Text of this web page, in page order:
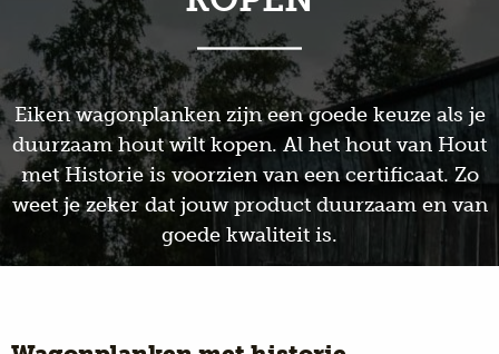
Eiken wagonplanken zijn een goede keuze als je
duurzaam hout wilt kopen. Al het hout van Hout
met Historie is voorzien van een certificaat. Zo
weet je zeker dat jouw product duurzaam en van
goede kwaliteit is.